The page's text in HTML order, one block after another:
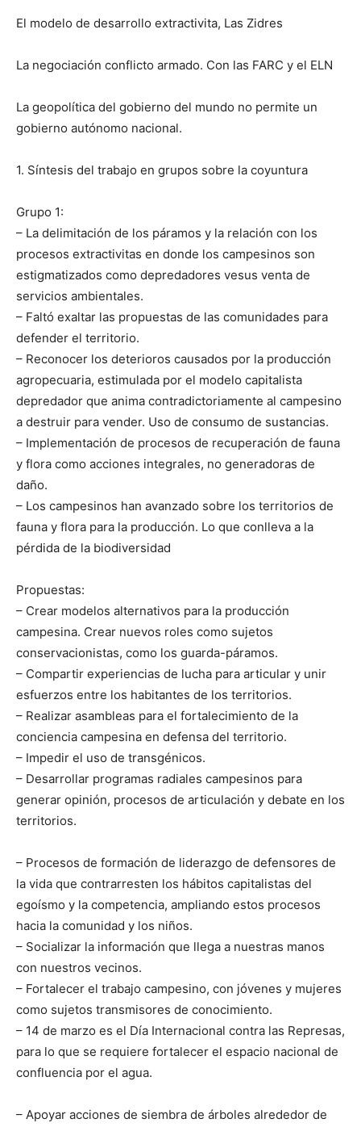
El modelo de desarrollo extractivita, Las Zidres
La negociación conflicto armado. Con las FARC y el ELN
La geopolítica del gobierno del mundo no permite un
gobierno autónomo nacional.
1. Síntesis del trabajo en grupos sobre la coyuntura
Grupo 1:
– La delimitación de los páramos y la relación con los
procesos extractivitas en donde los campesinos son
estigmatizados como depredadores vesus venta de
servicios ambientales.
– Faltó exaltar las propuestas de las comunidades para
defender el territorio.
– Reconocer los deterioros causados por la producción
agropecuaria, estimulada por el modelo capitalista
depredador que anima contradictoriamente al campesino
a destruir para vender. Uso de consumo de sustancias.
– Implementación de procesos de recuperación de fauna
y flora como acciones integrales, no generadoras de
daño.
– Los campesinos han avanzado sobre los territorios de
fauna y flora para la producción. Lo que conlleva a la
pérdida de la biodiversidad
Propuestas:
– Crear modelos alternativos para la producción
campesina. Crear nuevos roles como sujetos
conservacionistas, como los guarda-páramos.
– Compartir experiencias de lucha para articular y unir
esfuerzos entre los habitantes de los territorios.
– Realizar asambleas para el fortalecimiento de la
conciencia campesina en defensa del territorio.
– Impedir el uso de transgénicos.
– Desarrollar programas radiales campesinos para
generar opinión, procesos de articulación y debate en los
territorios.
– Procesos de formación de liderazgo de defensores de
la vida que contrarresten los hábitos capitalistas del
egoísmo y la competencia, ampliando estos procesos
hacia la comunidad y los niños.
– Socializar la información que llega a nuestras manos
con nuestros vecinos.
– Fortalecer el trabajo campesino, con jóvenes y mujeres
como sujetos transmisores de conocimiento.
– 14 de marzo es el Día Internacional contra las Represas,
para lo que se requiere fortalecer el espacio nacional de
confluencia por el agua.
– Apoyar acciones de siembra de árboles alrededor de